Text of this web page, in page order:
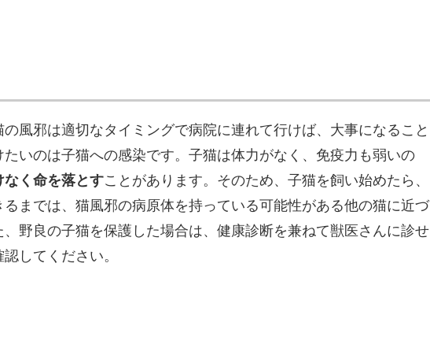
風邪は適切なタイミングで病院に連れて行けば、大事になること
いのは子猫への感染です。子猫は体力がなく、免疫力も弱いの
なく命を落とすことがあります。そのため、子猫を飼い始めたら、
までは、猫風邪の病原体を持っている可能性がある他の猫に近づ
野良の子猫を保護した場合は、健康診断を兼ねて獣医さんに診せ
してください。